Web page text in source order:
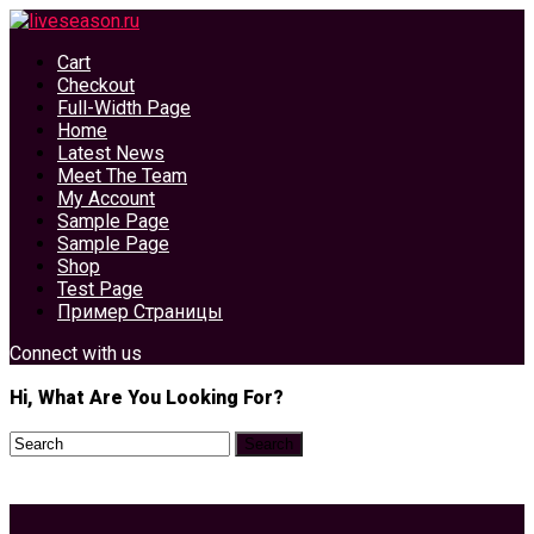
Cart
Checkout
Full-Width Page
Home
Latest News
Meet The Team
My Account
Sample Page
Sample Page
Shop
Test Page
Пример Страницы
Connect with us
Hi, What Are You Looking For?